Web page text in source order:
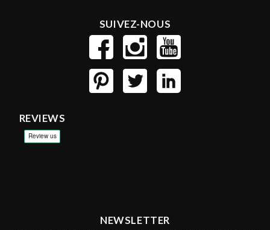
SUIVEZ-NOUS
REVIEWS
NEWSLETTER